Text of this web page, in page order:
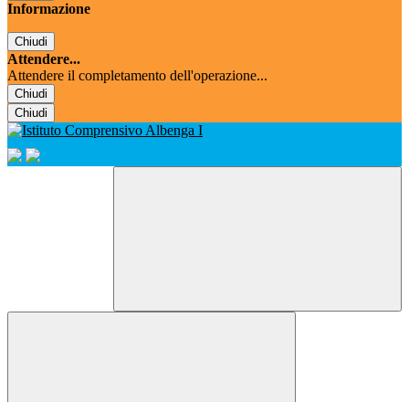
Informazione
Chiudi
Attendere...
Attendere il completamento dell'operazione...
Chiudi
Chiudi